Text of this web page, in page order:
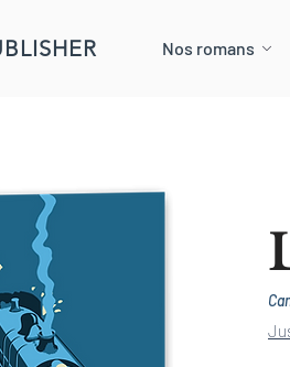
Nos romans